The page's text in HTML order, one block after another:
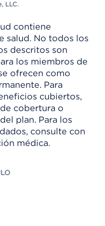
LLC.
contiene
salud. No todos los
descritos son
los miembros de
ofrecen como
Para
cubiertos,
cobertura o
plan. Para los
consulte con
médica.